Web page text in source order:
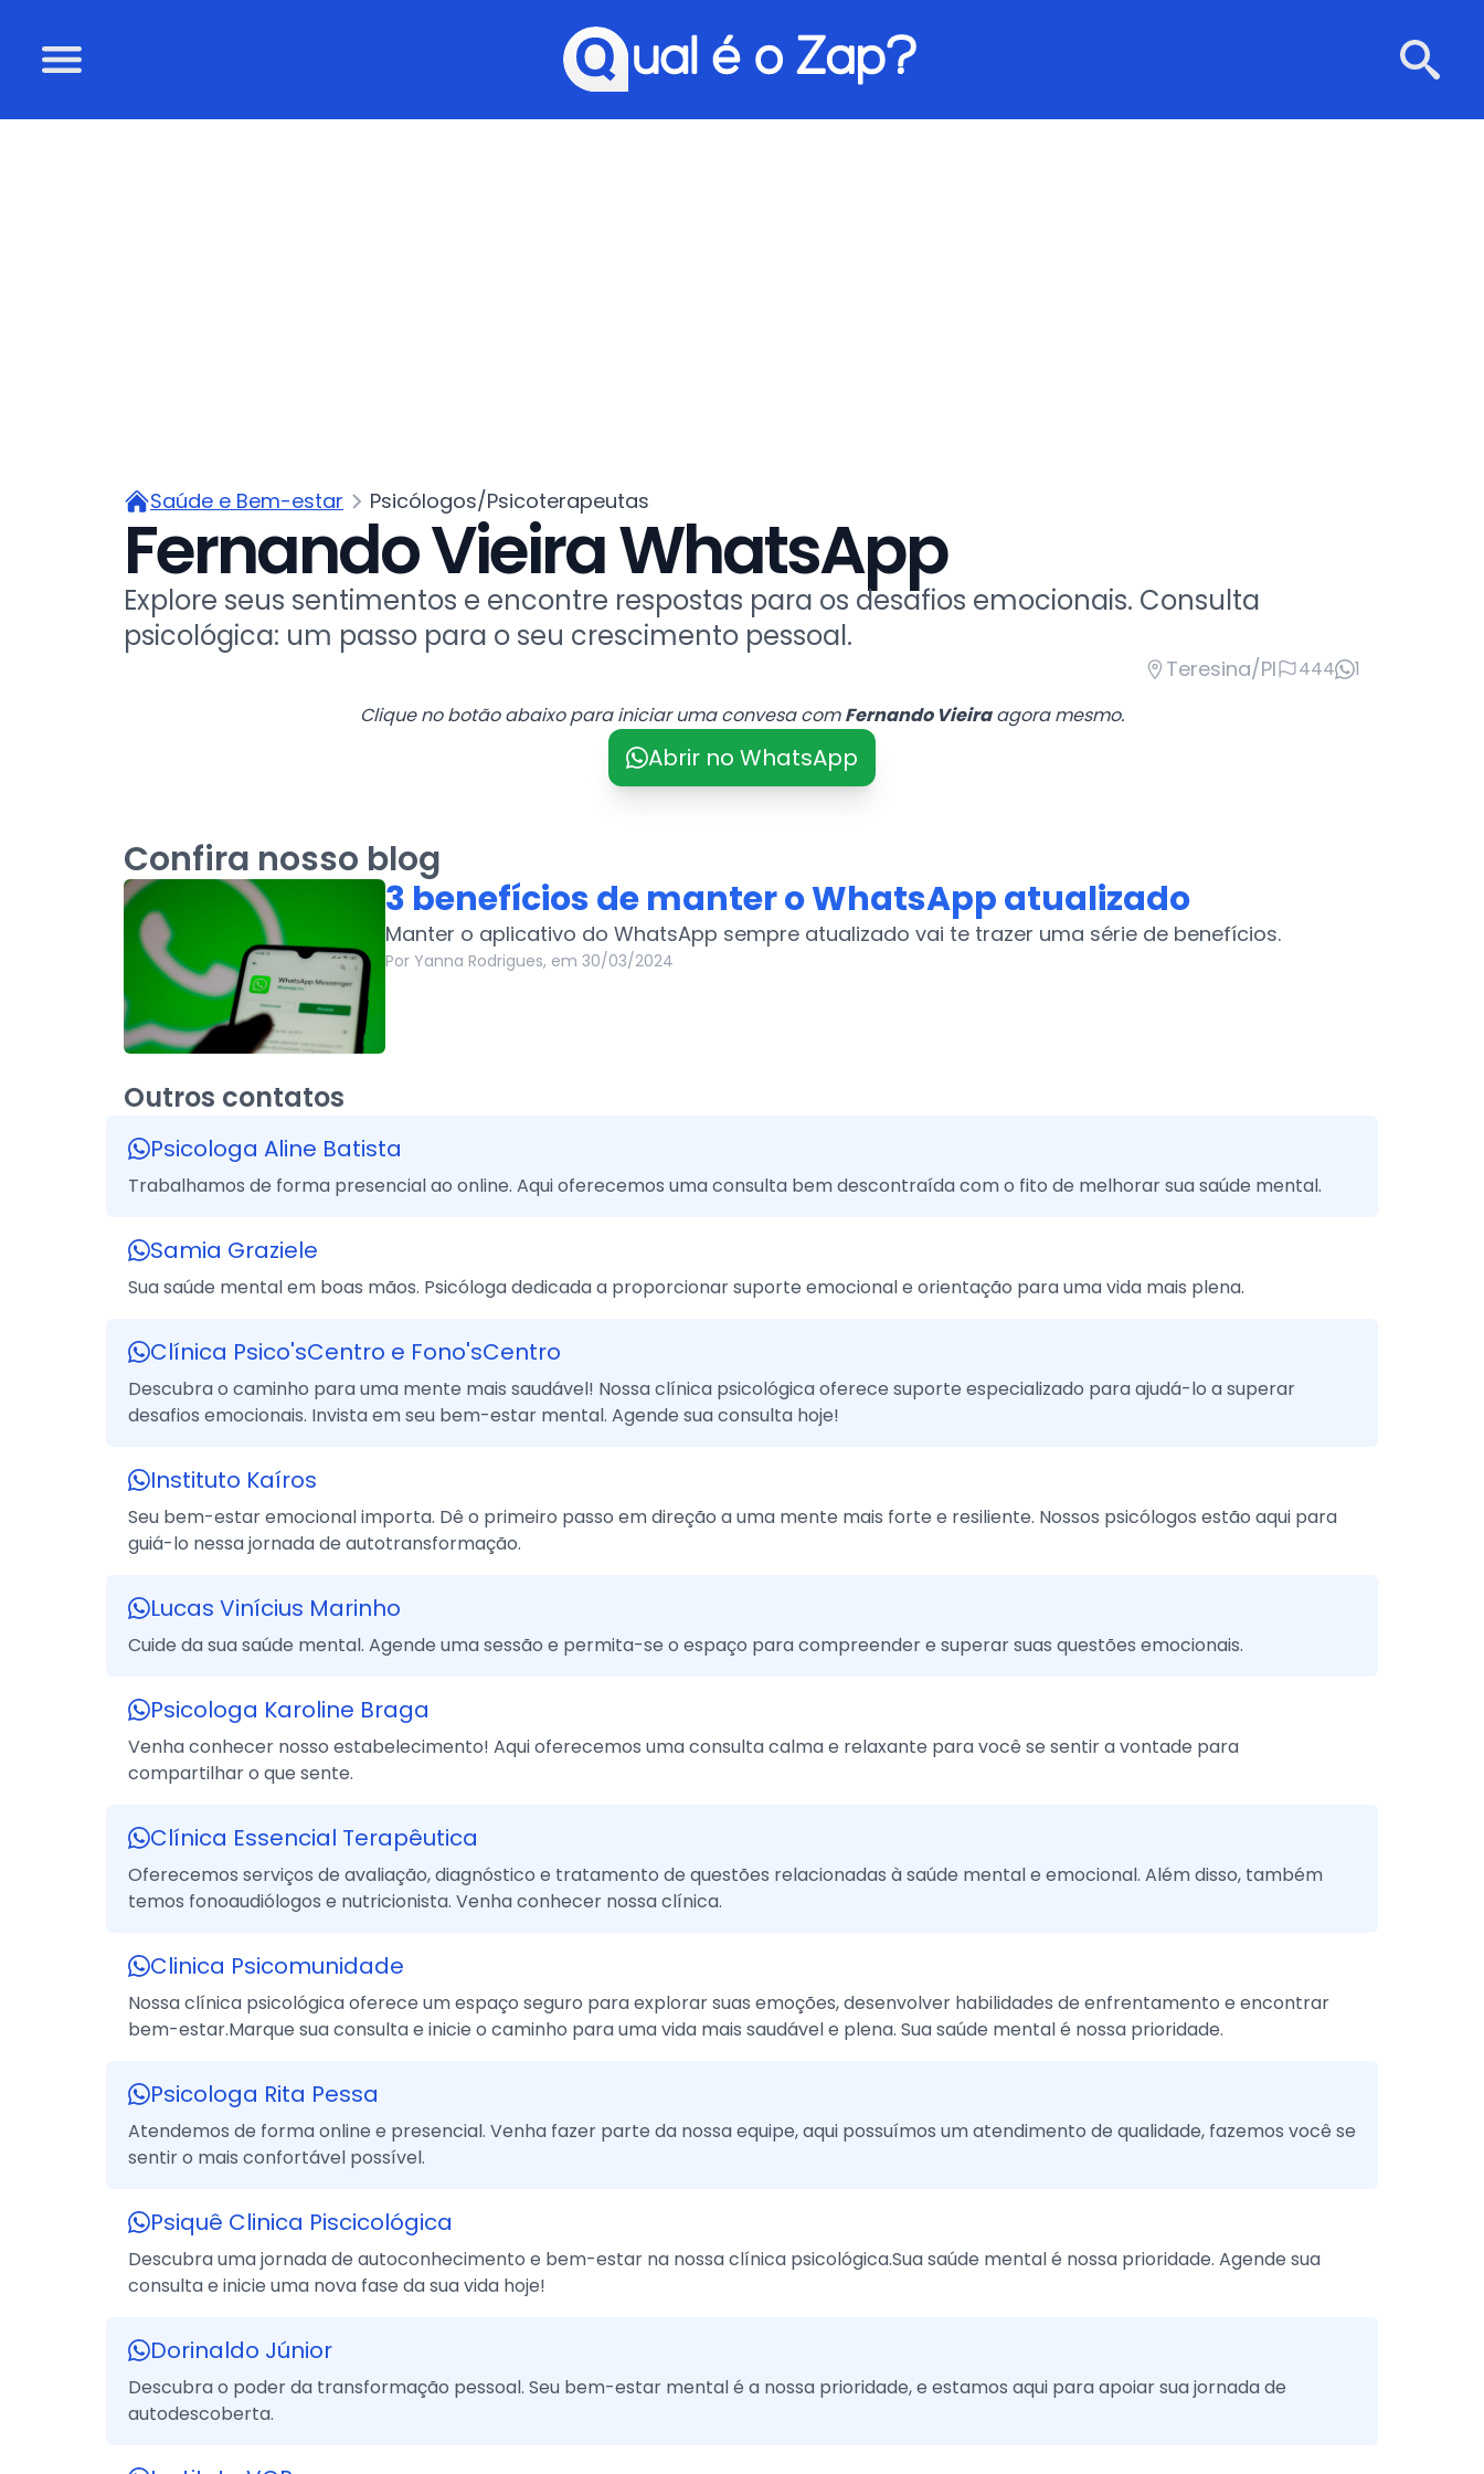
Qual é o Zap?
Saúde e Bem-estar Psicólogos/Psicoterapeutas
Fernando Vieira WhatsApp
Explore seus sentimentos e encontre respostas para os desafios emocionais. Consulta
psicológica: um passo para o seu crescimento pessoal.
Teresina/PI 444
1
Clique no botão abaixo para iniciar uma convesa comFernando Vieiraagora mesmo.
Abrir no WhatsApp
Confira nosso blog
3 benefícios de manter o WhatsApp atualizado
Manter o aplicativo do WhatsApp sempre atualizado vai te trazer uma série de benefícios.
Por Yanna Rodrigues, em 30/03/2024
Outros contatos
Psicologa Aline Batista
Trabalhamos de forma presencial ao online. Aqui oferecemos uma consulta bem descontraída com o fito de melhorar sua saúde mental.
Samia Graziele
Sua saúde mental em boas mãos. Psicóloga dedicada a proporcionar suporte emocional e orientação para uma vida mais plena.
Clínica Psico'sCentro e Fono'sCentro
Descubra o caminho para uma mente mais saudável! Nossa clínica psicológica oferece suporte especializado para ajudá-lo a superar
desafios emocionais. Invista em seu bem-estar mental. Agende sua consulta hoje!
Instituto Kaíros
Seu bem-estar emocional importa. Dê o primeiro passo em direção a uma mente mais forte e resiliente. Nossos psicólogos estão aqui para
guiá-lo nessa jornada de autotransformação.
Lucas Vinícius Marinho
Cuide da sua saúde mental. Agende uma sessão e permita-se o espaço para compreender e superar suas questões emocionais.
Psicologa Karoline Braga
Venha conhecer nosso estabelecimento! Aqui oferecemos uma consulta calma e relaxante para você se sentir a vontade para
compartilhar o que sente.
Clínica Essencial Terapêutica
Oferecemos serviços de avaliação, diagnóstico e tratamento de questões relacionadas à saúde mental e emocional. Além disso, também
temos fonoaudiólogos e nutricionista. Venha conhecer nossa clínica.
Clinica Psicomunidade
Nossa clínica psicológica oferece um espaço seguro para explorar suas emoções, desenvolver habilidades de enfrentamento e encontrar
bem-estar.Marque sua consulta e inicie o caminho para uma vida mais saudável e plena. Sua saúde mental é nossa prioridade.
Psicologa Rita Pessa
Atendemos de forma online e presencial. Venha fazer parte da nossa equipe, aqui possuímos um atendimento de qualidade, fazemos você se
sentir o mais confortável possível.
Psiquê Clinica Piscicológica
Descubra uma jornada de autoconhecimento e bem-estar na nossa clínica psicológica.Sua saúde mental é nossa prioridade. Agende sua
consulta e inicie uma nova fase da sua vida hoje!
Dorinaldo Júnior
Descubra o poder da transformação pessoal. Seu bem-estar mental é a nossa prioridade, e estamos aqui para apoiar sua jornada de
autodescoberta.